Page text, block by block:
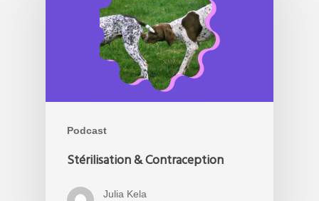
Podcast
Stérilisation & Contraception
Julia Kela